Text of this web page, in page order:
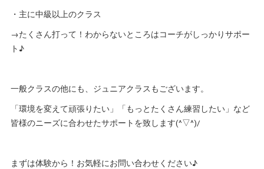
・主に中級以上のクラス
→たくさん打って！わからないところはコーチがしっかりサポー
ト♪
一般クラスの他にも、ジュニアクラスもございます。
「環境を変えて頑張りたい」「もっとたくさん練習したい」など
皆様のニーズに合わせたサポートを致します(^▽^)/
まずは体験から！お気軽にお問い合わせください♪